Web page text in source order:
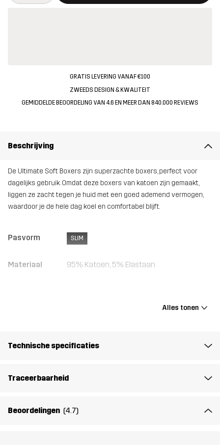
GRATIS LEVERING VANAF €100
ZWEEDS DESIGN & KWALITEIT
GEMIDDELDE BEOORDELING VAN 4.6 EN MEER DAN 840.000 REVIEWS
Beschrijving
De Ultimate Soft Boxers zijn superzachte boxers, perfect voor
dagelijks gebruik. Omdat deze boxers van katoen zijn gemaakt,
liggen ze zacht tegen je huid met een goed ademend vermogen,
waardoor je de hele dag koel en comfortabel blijft.
Pasvorm SLIM
Materiaal 95% Katoen, 5% Elastaan
Alles tonen
Technische specificaties
Traceerbaarheid
Beoordelingen (4.7)